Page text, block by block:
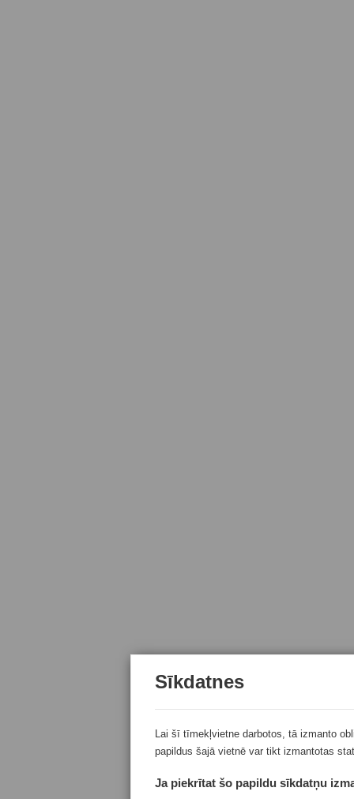
Sīkdatnes
Lai šī tīmekļvietne darbotos, tā izmanto
papildus šajā vietnē var tikt izmantotas
Ja piekrītat šo papildu sīkdatņu